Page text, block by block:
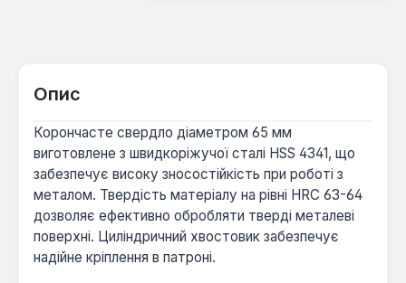
Опис
Корончасте свердло діаметром 65 мм
виготовлене з швидкоріжучої сталі HSS 4341, що
забезпечує високу зносостійкість при роботі з
металом. Твердість матеріалу на рівні HRC 63-64
дозволяє ефективно обробляти тверді металеві
поверхні. Циліндричний хвостовик забезпечує
надійне кріплення в патроні.